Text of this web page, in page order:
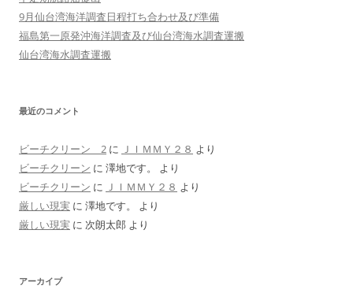
9月仙台湾海洋調査日程打ち合わせ及び準備
福島第一原発沖海洋調査及び仙台湾海水調査運搬
仙台湾海水調査運搬
最近のコメント
ビーチクリーン 2 に ＪＩＭＭＹ２８ より
ビーチクリーン に 澤地です。
より
ビーチクリーン に ＪＩＭＭＹ２８ より
厳しい現実 に 澤地です。
より
厳しい現実 に 次朗太郎 より
アーカイブ